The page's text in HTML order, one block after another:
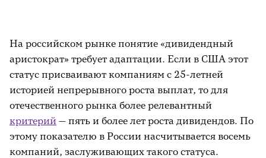
На российском рынке понятие «дивидендный
аристократ» требует адаптации. Если в США этот
статус присваивают компаниям с 25-летней
историей непрерывного роста выплат, то для
отечественного рынка более релевантный
критерий — пять и более лет роста дивидендов. По
этому показателю в России насчитывается восемь
компаний, заслуживающих такого статуса.